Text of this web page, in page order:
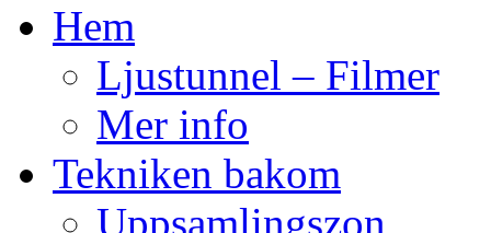
Hem
Ljustunnel – Filmer
Mer info
Tekniken bakom
Uppsamlingszon